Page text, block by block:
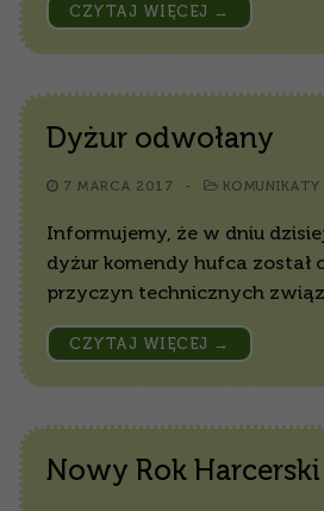
CZYTAJ WIĘCEJ →
Dyżur odwołany
7 MARCA 2017 - KOMUNIKATY
Informujemy, że w dniu
dyżur komendy hufca został
przyczyn technicznych
CZYTAJ WIĘCEJ →
Nowy Rok